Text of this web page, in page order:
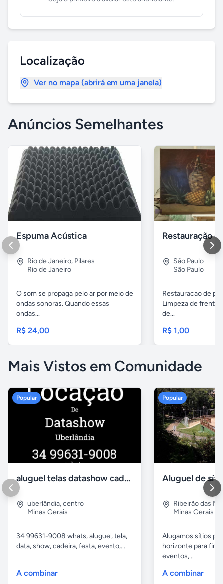
Localização
Ver no mapa (abrirá em uma janela)
Anúncios Semelhantes
Espuma Acústica
Rio de Janeiro, Pilares
Rio de Janeiro
O som se propaga pelo ar por meio de
ondas sonoras. Quando essas
ondas...
R$ 24,00
São Paulo
São Paulo
Restauracao de
Limpeza de frente
de...
R$ 1,00
Mais Vistos em Comunidade
Popular
aluguel telas datashow cadeiras uberlândia
uberlândia,centro
Minas Gerais
34 99631-9008 whats, aluguel, tela,
data, show, cadeira, festa, evento,...
A combinar
Popular
Ribeirão das
Minas Gerais
Alugamos sítios
horizonte para
eventos,...
A combinar